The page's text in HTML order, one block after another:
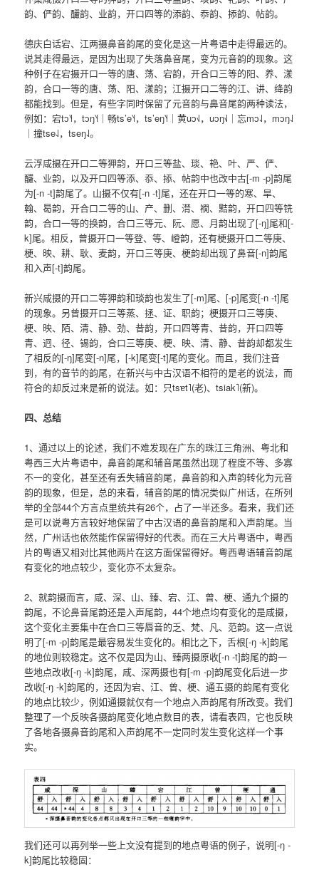
韵、俨韵、釅韵、业韵，开口四等的添韵、忝韵、掭韵、帖韵。
德庆白话宕、江两摄鼻音韵尾的变化是这一片粤语中走得最远的。
说其走得最远，是因为出现了失落鼻音尾，变为元音韵的现象。这
种例子在宕摄开口一等的唐、荡、宕韵，开合口三等的阳、养、漾
韵，合口一等的唐、荡、阳、漾韵；江摄开口二等的江、讲、绛韵
都能找到。但是，有些字同时保留了元音韵与鼻音尾韵两种读法，
例如：宕tɔ˥˧，tɔŋ˥˧｜畅ts’e˥˧，ts’eŋ˥˧｜黄uɔ˧˩，uɔŋ˧˩｜忘mɔ˨˩，mɔŋ˨˩
｜撞tse˨˩，tseŋ˨˩。
云浮咸摄在开口二等狎韵，开口三等盐、琰、艳、叶、严、俨、
釅、业韵，以及开口四等添、忝、掭、帖韵中也改中古[-m -p]韵尾
为[-n -t]韵尾了。山摄不仅有[-n -t]尾，还在开口一等的寒、旱、
翰、曷韵，开合口二等的山、产、删、潸、襉、黠韵，开口四等铣
韵，合口一等的换韵，合口三等元、阮、愿、月韵出现了[-ŋ]尾和[-
k]尾。相反，曾摄开口一等登、等、嶝韵，还有梗摄开口二等庚、
梗、映、耕、耿、麦韵，开口三等庚、梗韵却出现了鼻音[-n]韵尾
和入声[-t]韵尾。
新兴咸摄的开口二等狎韵和琰韵也发生了[-m]尾、[-p]尾变[-n -t]尾
的现象。另曾摄开口三等蒸、拯、证、职韵；梗摄开口三等庚、
梗、映、陌、清、静、劲、昔韵，开口四等青、昔韵，开口四等
青、迥、径、锡韵，合口三等庚、梗、映、清、静、昔韵却都发生
了相反的[-ŋ]尾变[-n]尾，[-k]尾变[-t]尾的变化。而且，我们注音
到，有的音节的韵尾，在新兴与中古汉语不相符的是老的说法，而
符合的却反过来是新的说法。如：只tsɐt˥(老)、tsiak˥(新)。
四、总结
1、通过以上的论述，我们不难发现在广东的珠江三角洲、粤北和
粤西三大片粤语中，鼻音韵尾和辅音尾虽然出现了程度不等、多寡
不一的变化，甚至还有丢失辅音韵尾，鼻音韵和入声韵转化为元音
韵的现象，但是，总的来看，辅音韵尾的情况类似广州话，在所列
举的全部44个方言点里统共有26个，占了一半还多。看来，我们还
是可以说粤方言较好地保留了中古汉语的鼻音韵尾和入声韵尾。当
然，广州话也依然能作保留得好的代表。而在三大片粤语中，粤西
片的粤语又相对比其他两片在这方面保留得好。粤西粤语辅音韵尾
有变化的地点较少，变化亦不太复杂。
2、就韵摄而言，咸、深、山、臻、宕、江、曾、梗、通九个摄的
韵尾，不论鼻音尾韵还是入声尾韵，44个地点均有变化的是咸摄，
这个变化主要集中在合口三等唇音的乏、梵、凡、范韵。这一点说
明了[-m -p]韵尾是最容易发生变化的。相比之下，舌根[-ŋ -k]韵尾
的地位则较稳定。这不仅是因为山、臻两摄原收[-n -t]韵尾的韵一
些地点改收[-ŋ -k]韵尾，咸、深两摄也有[-m -p]韵尾变化后进一步
改收[-ŋ -k]韵尾的，还因为宕、江、曾、梗、通五摄的韵尾有变化
的地点比较少，例如通摄就仅有一个地点入声韵尾有所改变。我们
整理了一个反映各摄韵尾变化地点数目的表，请看表四，它也反映
了各地各摄鼻音韵尾和入声韵尾不一定同时发生变化这样一个事
实。
我们还可以再列举一些上文没有提到的地点粤语的例子，说明[-ŋ -
k]韵尾比较稳固：